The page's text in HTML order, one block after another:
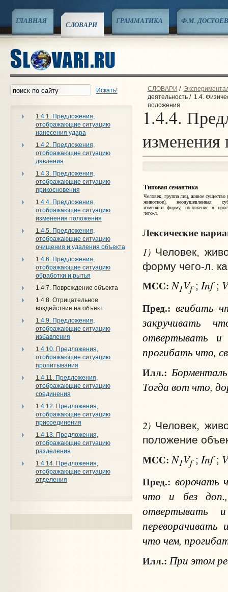
ГЛАВНАЯ СЛОВАРИ ГРАММАТИКА Ф.М.
Искать!
1.4.1. Предложения,
отображающие ситуацию
нанесения удара
1.4.2. Предложения,
отображающие ситуацию
давления
1.4.3. Предложения,
отображающие ситуацию
прикосновения
1.4.4. Предложения,
отображающие ситуацию
изменения положения
1.4.5. Предложения,
отображающие ситуацию
очищения и удаления объекта
1.4.6. Предложения,
отображающие ситуацию
обработки и рытья
1.4.7. Повреждение объекта
1.4.8. Отрицательное
воздействие на объект
1.4.9. Предложения,
отображающие ситуацию
избавления
1.4.10. Предложения,
отображающие ситуацию
пропитывания
1.4.11. Предложения,
отображающие ситуацию
соединения
1.4.12. Предложения,
отображающие ситуацию
присоединения
1.4.13. Предложения,
отображающие ситуацию
разделения
1.4.14. Предложения,
отображающие ситуацию
отделения
СЛОВАРИ /
деятельность/ 1.4.
положения
1.4.4.
изменения
Типовая семантика
Человек, группа лиц, живое существо
животное), неодушевленная
изменяют форму, положение в
чего‑л.
Лексические
1) Человек,
форму чего‑л.
МСС: N1Vf; Inf; V
Пред.: вгибать
закручивать
отвертывать
прогибать что,
Илл.:
Тогда вот что,
2) Человек,
положение
МСС: N1Vf; Inf; V
Пред.: ворочать
что и без доп.
отвертывать
что чем,
Илл.: При этом